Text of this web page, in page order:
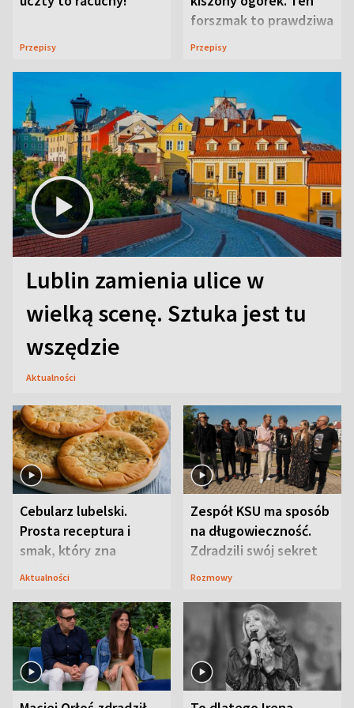
Przepisy
forszmak to prawdziwa
uczta
Przepisy
Lublin zamienia ulice w
wielką scenę. Sztuka jest tu
wszędzie
Aktualności
Cebularz lubelski.
Prosta receptura i
smak, który zna
Lubelszczyzna
Aktualności
Zespół KSU ma sposób
na długowieczność.
Zdradzili swój sekret
Rozmowy